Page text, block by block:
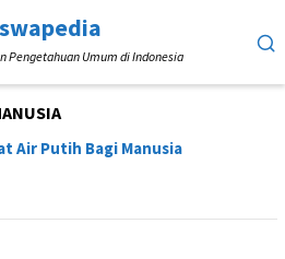
Pengetahuan Umum di Indonesia
Air Putih Bagi Manusia